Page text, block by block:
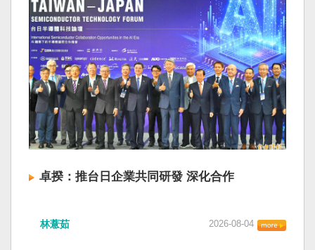
卓揆：推台日企業共同研發 深化合作
林薏茹 2026-08-04